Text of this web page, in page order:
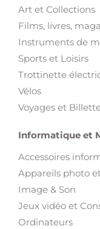
Art et Collections
Films, livres,
Instruments de
Sports et Loisirs
Trottinette
Vélos
Voyages et
Informatique et
Accessoires
Appareils photo
Image & Son
Jeux vidéo et
Ordinateurs